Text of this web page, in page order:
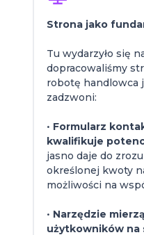
Strona jako
Tu wydarzyło się
dopracowaliśmy
robotę handlowca
zadzwoni:
• Formularz
kwalifikuje
jasno daje do
określonej kwoty
możliwości na
• Narzędzie
użytkowników na